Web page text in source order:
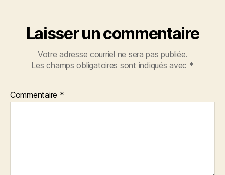
Laisser un commentaire
Votre adresse courriel ne sera pas publiée.
Les champs obligatoires sont indiqués avec *
Commentaire *